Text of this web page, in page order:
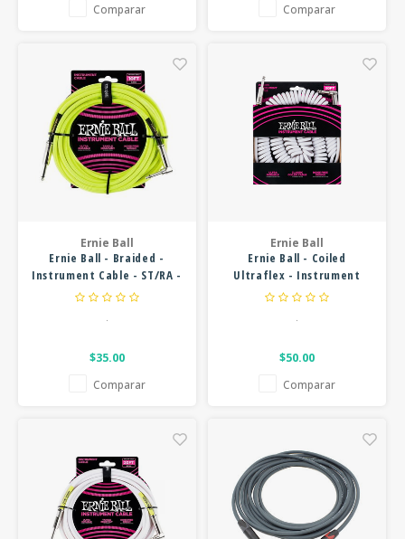
Comparar Comparar
Ernie Ball
Ernie Ball - Braided -
Instrument Cable - ST/RA -
10ft - Neon Yellow
$35.00
Comparar
Ernie Ball
Ernie Ball - Coiled
Ultraflex - Instrument
Cable - ST/RA - 30ft -
$50.00
Comparar